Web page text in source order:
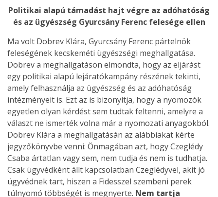
Politikai alapú támadást hajt végre az adóhatóság
és az ügyészség Gyurcsány Ferenc felesége ellen
Ma volt Dobrev Klára, Gyurcsány Ferenc pártelnök
feleségének kecskeméti ügyészségi meghallgatása.
Dobrev a meghallgatáson elmondta, hogy az eljárást
egy politikai alapú lejáratókampány részének tekinti,
amely felhasználja az ügyészség és az adóhatóság
intézményeit is. Ezt az is bizonyítja, hogy a nyomozók
egyetlen olyan kérdést sem tudtak feltenni, amelyre a
választ ne ismerték volna már a nyomozati anyagokból.
Dobrev Klára a meghallgatásán az alábbiakat kérte
jegyzőkönyvbe venni: Önmagában azt, hogy Czeglédy
Csaba ártatlan vagy sem, nem tudja és nem is tudhatja.
Csak ügyvédként állt kapcsolatban Czeglédyvel, akit jó
ügyvédnek tart, hiszen a Fidesszel szembeni perek
túlnyomó többségét is megnyerte. Nem tartja